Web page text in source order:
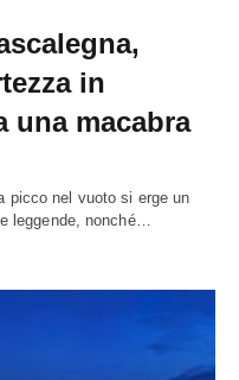
in
una macabra
picco nel vuoto si erge un
leggende, nonché…